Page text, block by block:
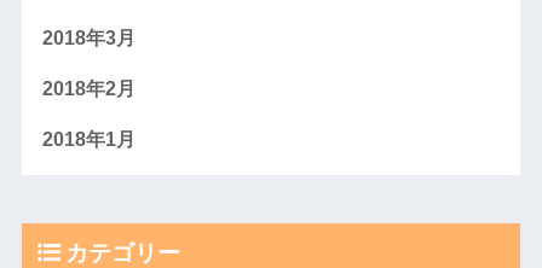
2018年3月
2018年2月
2018年1月
カテゴリー